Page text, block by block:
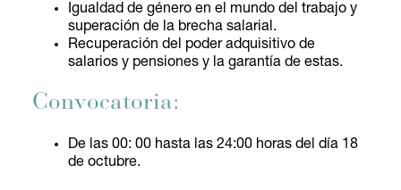
Igualdad de género en el mundo del trabajo y
superación de la brecha salarial.
Recuperación del poder adquisitivo de
salarios y pensiones y la garantía de estas.
Convocatoria:
De las 00: 00 hasta las 24:00 horas del día 18
de octubre.